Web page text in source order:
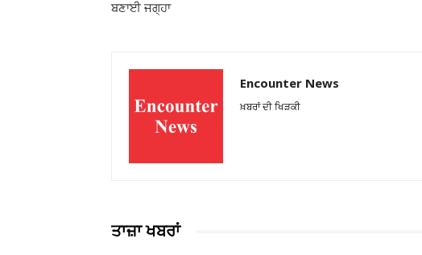
ਬਣਾਈ ਜਗ੍ਹਾ
Encounter News
ਖ਼ਬਰਾਂ ਦੀ ਖਿੜਕੀ
ਤਾਜ਼ਾ ਖਬਰਾਂ